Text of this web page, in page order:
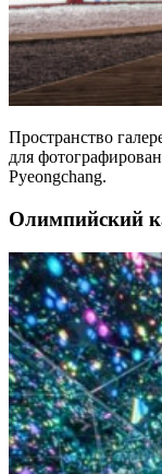
Пространство
для
Pyeongchang.
Олимпийский